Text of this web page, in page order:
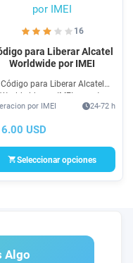
16
para Liberar Alcatel
Worldwide por IMEI
Código para Liberar Alcatel
Worldwide por IMEI soporta
Cambio de Compañía
100% rápido y seguro
por IMEI 24-72 h
USD
Seleccionar opciones
Algo